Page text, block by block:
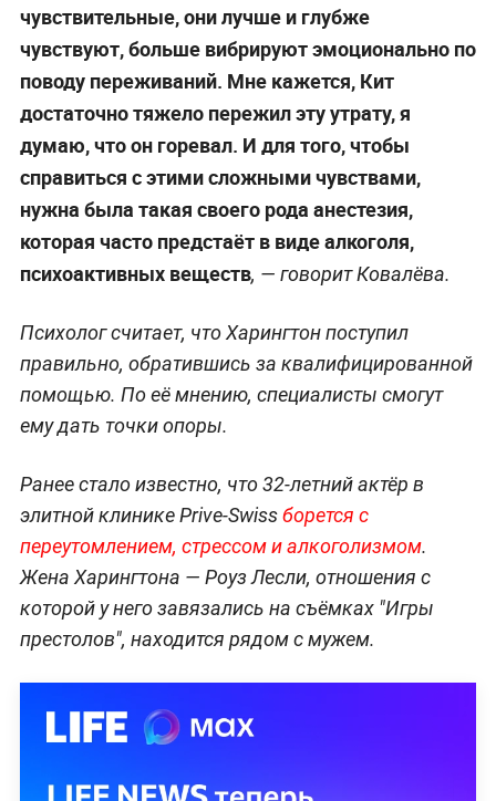
чувствительные, они лучше и глубже
чувствуют, больше вибрируют эмоционально по
поводу переживаний. Мне кажется, Кит
достаточно тяжело пережил эту утрату, я
думаю, что он горевал. И для того, чтобы
справиться с этими сложными чувствами,
нужна была такая своего рода анестезия,
которая часто предстаёт в виде алкоголя,
психоактивных веществ, — говорит Ковалёва.
Психолог считает, что Харингтон поступил
правильно, обратившись за квалифицированной
помощью. По её мнению, специалисты смогут
ему дать точки опоры.
Ранее стало известно, что 32-летний актёр в
элитной клинике Prive-Swissборется с
переутомлением, стрессом и алкоголизмом.
Жена Харингтона — Роуз Лесли, отношения с
которой у него завязались на съёмках "Игры
престолов", находится рядом с мужем.